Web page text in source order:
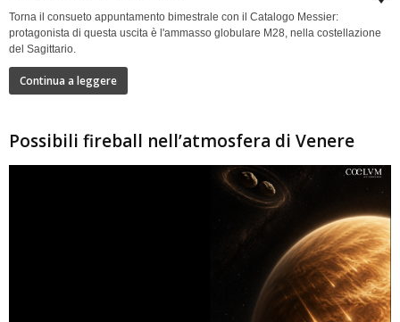
Torna il consueto appuntamento bimestrale con il Catalogo Messier:
protagonista di questa uscita è l'ammasso globulare M28, nella costellazione
del Sagittario.
Continua a leggere
Possibili fireball nell’atmosfera di Venere